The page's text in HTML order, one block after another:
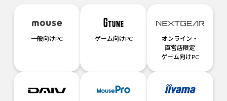
一般向けPC ゲーム向けPC
オンライン・
直営店限定
ゲーム向けPC